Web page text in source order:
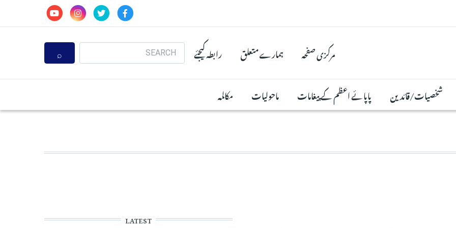
مرکزی صفحہ ہمارے متعلق رابطہ کیجئے
Search
شخصیات/قائدین پاپائے اعظم کے پیغامات ماحولیات مکالمہ
LATEST